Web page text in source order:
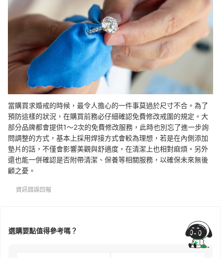
當購買求婚戒的時候，最令人擔心的一件事莫過於尺寸不合。為了
預防這樣的狀況，在購買前務必仔細確認免費修改戒圍的規定。大
部分品牌都會提供1～2次的免費修改服務，此時也別忘了進一步詢
問調整的方式，基本上採用焊接方式會較為理想，若是在內側添加
墊片的話，不僅會影響美觀與舒適度，在清潔上也相對麻煩。另外
還也能一併確認是否附帶清潔、保養等相關服務，以確保未來無後
顧之憂。
資訊錯誤回報
選購要點值得參考嗎？